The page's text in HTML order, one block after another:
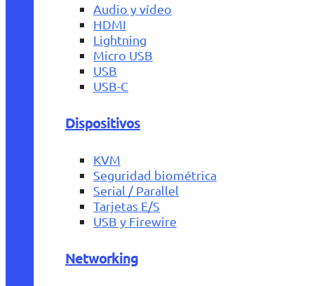
Audio y vídeo
HDMI
Lightning
Micro USB
USB
USB-C
Dispositivos
KVM
Seguridad biométrica
Serial / Parallel
Tarjetas E/S
USB y Firewire
Networking